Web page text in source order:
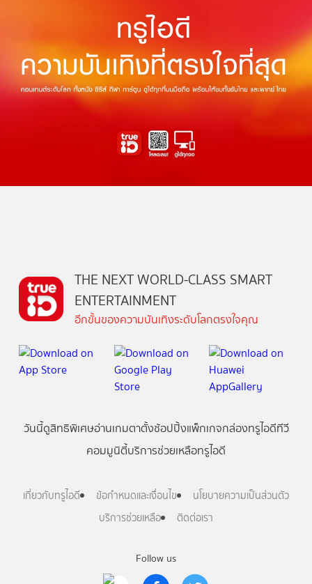
Follow us
THE NEXT WORLD-CLASS SMART
ENTERTAINMENT
อีกขั้นของความบันเทิงระดับโลกตรงใจคุณ
วันนี้ดูสิทธิพิเศษอ่านเกมตาตั้งช้อปปิ้งแพ็กเกจกล่องทรูไอดีทีวี
คอมมูนิตี้บริการช่วยเหลือทรูไอดี
เกี่ยวกับทรูไอดี ข้อกำหนดและเงื่อนไข
นโยบายความเป็นส่วนตัว
บริการช่วยเหลือ
ติดต่อเรา